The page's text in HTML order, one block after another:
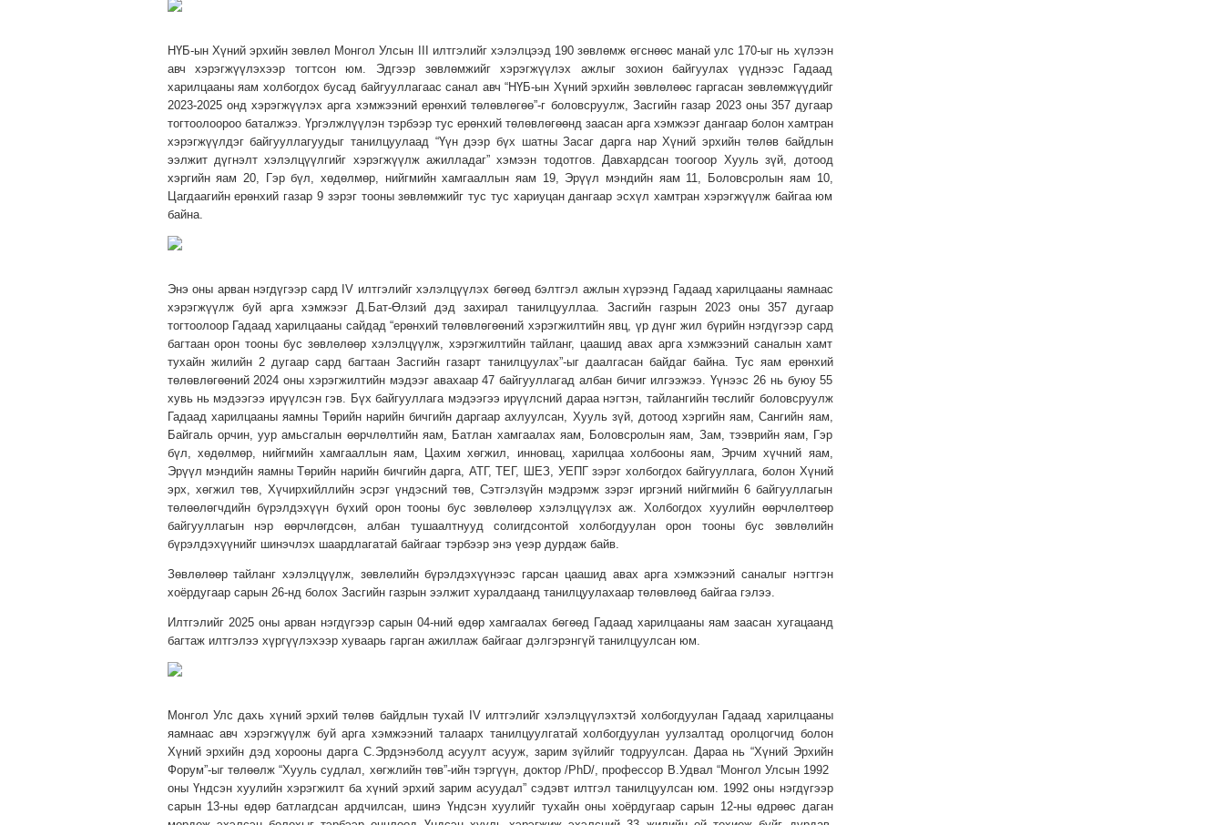
НҮБ-ын Хүний эрхийн зөвлөл Монгол Улсын III илтгэлийг хэлэлцээд 190 зөвлөмж өгснөөс манай улс 170-ыг нь хүлээн
авч хэрэгжүүлэхээр тогтсон юм. Эдгээр зөвлөмжийг хэрэгжүүлэх ажлыг зохион байгуулах үүднээс Гадаад
харилцааны яам холбогдох бусад байгууллагаас санал авч “НҮБ-ын Хүний эрхийн зөвлөлөөс гаргасан зөвлөмжүүдийг
2023-2025 онд хэрэгжүүлэх арга хэмжээний ерөнхий төлөвлөгөө”-г боловсруулж, Засгийн газар 2023 оны 357 дугаар
тогтоолоороо баталжээ. Үргэлжлүүлэн тэрбээр тус ерөнхий төлөвлөгөөнд заасан арга хэмжээг дангаар болон хамтран
хэрэгжүүлдэг байгууллагуудыг танилцуулаад “Үүн дээр бүх шатны Засаг дарга нар Хүний эрхийн төлөв байдлын
ээлжит дүгнэлт хэлэлцүүлгийг хэрэгжүүлж ажилладаг” хэмээн тодотгов. Давхардсан тоогоор Хууль зүй, дотоод
хэргийн яам 20, Гэр бүл, хөдөлмөр, нийгмийн хамгааллын яам 19, Эрүүл мэндийн яам 11, Боловсролын яам 10,
Цагдаагийн ерөнхий газар 9 зэрэг тооны зөвлөмжийг тус тус хариуцан дангаар эсхүл хамтран хэрэгжүүлж байгаа юм
байна.
Энэ оны арван нэгдүгээр сард IV илтгэлийг хэлэлцүүлэх бөгөөд бэлтгэл ажлын хүрээнд Гадаад харилцааны яамнаас
хэрэгжүүлж буй арга хэмжээг Д.Бат-Өлзий дэд захирал танилцууллаа. Засгийн газрын 2023 оны 357 дугаар
тогтоолоор Гадаад харилцааны сайдад “ерөнхий төлөвлөгөөний хэрэгжилтийн явц, үр дүнг жил бүрийн нэгдүгээр сард
багтаан орон тооны бус зөвлөлөөр хэлэлцүүлж, хэрэгжилтийн тайланг, цаашид авах арга хэмжээний саналын хамт
тухайн жилийн 2 дугаар сард багтаан Засгийн газарт танилцуулах”-ыг даалгасан байдаг байна. Тус яам ерөнхий
төлөвлөгөөний 2024 оны хэрэгжилтийн мэдээг авахаар 47 байгууллагад албан бичиг илгээжээ. Үүнээс 26 нь буюу 55
хувь нь мэдээгээ ирүүлсэн гэв. Бүх байгууллага мэдээгээ ирүүлсний дараа нэгтэн, тайлангийн төслийг боловсруулж
Гадаад харилцааны яамны Төрийн нарийн бичгийн даргаар ахлуулсан, Хууль зүй, дотоод хэргийн яам, Сангийн яам,
Байгаль орчин, уур амьсгалын өөрчлөлтийн яам, Батлан хамгаалах яам, Боловсролын яам, Зам, тээврийн яам, Гэр
бүл, хөдөлмөр, нийгмийн хамгааллын яам, Цахим хөгжил, инновац, харилцаа холбооны яам, Эрчим хүчний яам,
Эрүүл мэндийн яамны Төрийн нарийн бичгийн дарга, АТГ, ТЕГ, ШЕЗ, УЕПГ зэрэг холбогдох байгууллага, болон Хүний
эрх, хөгжил төв, Хүчирхийллийн эсрэг үндэсний төв, Сэтгэлзүйн мэдрэмж зэрэг иргэний нийгмийн 6 байгууллагын
төлөөлөгчдийн бүрэлдэхүүн бүхий орон тооны бус зөвлөлөөр хэлэлцүүлэх аж. Холбогдох хуулийн өөрчлөлтөөр
байгууллагын нэр өөрчлөгдсөн, албан тушаалтнууд солигдсонтой холбогдуулан орон тооны бус зөвлөлийн
бүрэлдэхүүнийг шинэчлэх шаардлагатай байгааг тэрбээр энэ үеэр дурдаж байв.
Зөвлөлөөр тайланг хэлэлцүүлж, зөвлөлийн бүрэлдэхүүнээс гарсан цаашид авах арга хэмжээний саналыг нэгтгэн
хоёрдугаар сарын 26-нд болох Засгийн газрын ээлжит хуралдаанд танилцуулахаар төлөвлөөд байгаа гэлээ.
Илтгэлийг 2025 оны арван нэгдүгээр сарын 04-ний өдөр хамгаалах бөгөөд Гадаад харилцааны яам заасан хугацаанд
багтаж илтгэлээ хүргүүлэхээр хуваарь гарган ажиллаж байгааг дэлгэрэнгүй танилцуулсан юм.
Монгол Улс дахь хүний эрхий төлөв байдлын тухай IV илтгэлийг хэлэлцүүлэхтэй холбогдуулан Гадаад харилцааны
яамнаас авч хэрэгжүүлж буй арга хэмжээний талаарх танилцуулгатай холбогдуулан уулзалтад оролцогчид болон
Хүний эрхийн дэд хорооны дарга С.Эрдэнэболд асуулт асууж, зарим зүйлийг тодруулсан. Дараа нь “Хүний Эрхийн
Форум”-ыг төлөөлж “Хууль судлал, хөгжлийн төв”-ийн тэргүүн, доктор /PhD/, профессор В.Удвал “Монгол Улсын 1992
оны Үндсэн хуулийн хэрэгжилт ба хүний эрхий зарим асуудал” сэдэвт илтгэл танилцуулсан юм. 1992 оны нэгдүгээр
сарын 13-ны өдөр батлагдсан ардчилсан, шинэ Үндсэн хуулийг тухайн оны хоёрдугаар сарын 12-ны өдрөөс даган